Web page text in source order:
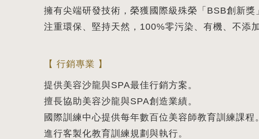
擁有尖端研發技術，榮獲國際級殊榮「BSB創新獎
注重環保、堅持天然，100%零污染、有機、不添
【 行銷專業 】
提供美容沙龍與SPA最佳行銷方案。
擅長協助美容沙龍與SPA創造業績。
國際訓練中心提供每年數百位美容師教育訓練課程。
進行客製化教育訓練規劃與執行。